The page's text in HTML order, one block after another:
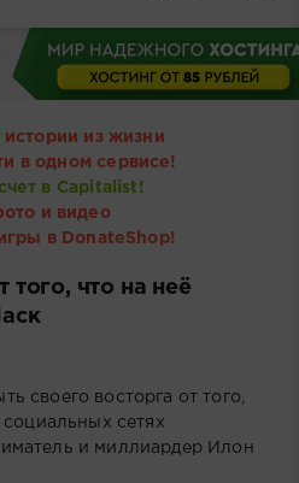
из жизни
в одном сервисе!
в Capitalist!
и видео
в DonateShop!
что на неё
своего восторга от того,
сетях
и миллиардер Илон